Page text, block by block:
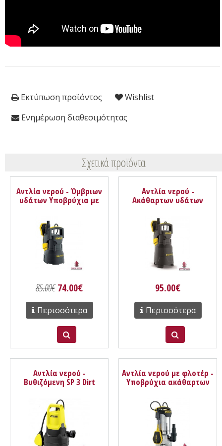
Εκτύπωση προϊόντος
Wishlist
Ενημέρωση διαθεσιμότητας
Σχετικά προϊόντα
Αντλία νερού - Όμβριων
υδάτων Υποβρύχια με
φλοτέρ SXUP400PCE
85.00€74.00€
Περισσότερα
Αντλία νερού -
Ακάθαρτων υδάτων
βυθιζόμενη με φλοτέρ
SXUP750PTE Stanley
95.00€
Περισσότερα
Αντλία νερού -
Βυθιζόμενη SP 3 Dirt
Karcher
Αντλία νερού με φλοτέρ -
Υποβρύχια ακάθαρτων
υδάτων SXUP1100XDE
Stanley